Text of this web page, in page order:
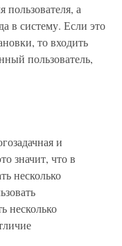
а
в систему. Если это
то входить
пользователь,
и
значит, что в
несколько
несколько